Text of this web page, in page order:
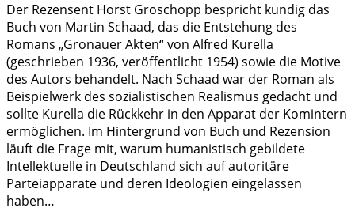
Der Rezensent Horst Groschopp bespricht kundig das
Buch von Martin Schaad, das die Entstehung des
Romans „Gronauer Akten“ von Alfred Kurella
(geschrieben 1936, veröffentlicht 1954) sowie die Motive
des Autors behandelt. Nach Schaad war der Roman als
Beispielwerk des sozialistischen Realismus gedacht und
sollte Kurella die Rückkehr in den Apparat der Komintern
ermöglichen. Im Hintergrund von Buch und Rezension
läuft die Frage mit, warum humanistisch gebildete
Intellektuelle in Deutschland sich auf autoritäre
Parteiapparate und deren Ideologien eingelassen
haben…